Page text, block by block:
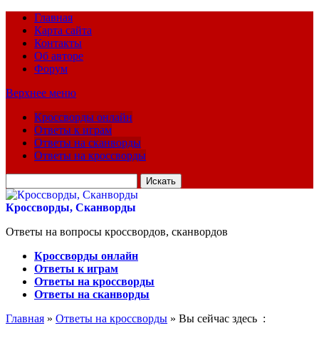
Главная
Карта сайта
Контакты
Об авторе
Форум
Верхнее меню
Кроссворды онлайн
Ответы к играм
Ответы на сканворды
Ответы на кроссворды
для:
Кроссворды, Сканворды
Ответы на вопросы кроссвордов, сканвордов
Кроссворды онлайн
Ответы к играм
Ответы на кроссворды
Ответы на сканворды
Главная » Ответы на кроссворды » Вы сейчас здесь :